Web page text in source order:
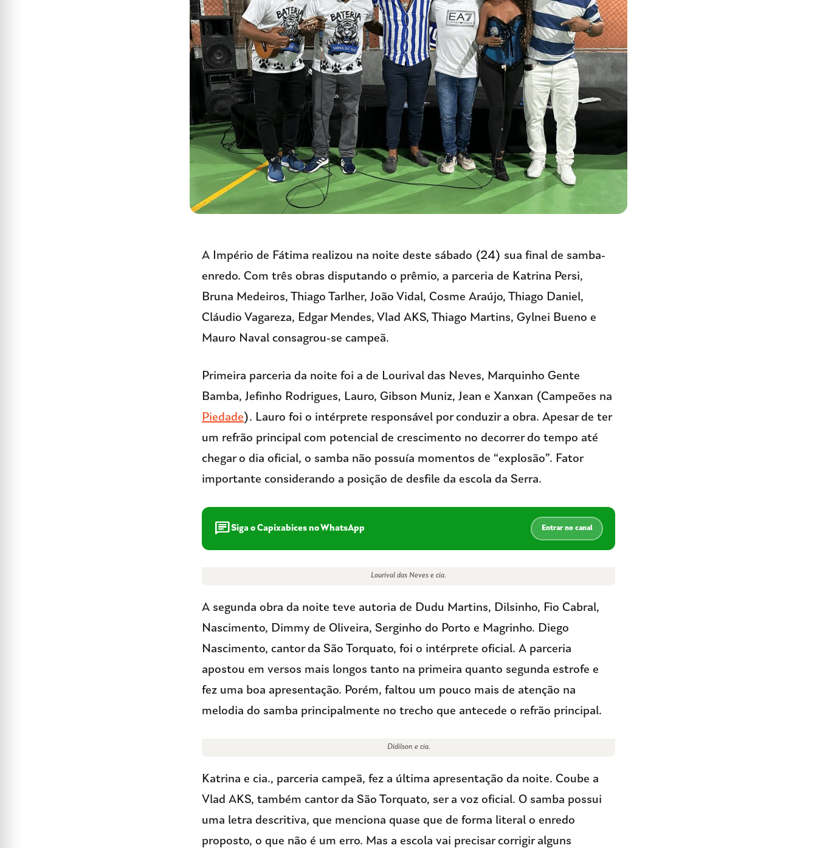
A Império de Fátima realizou na noite deste sábado (24) sua final de samba-
enredo. Com três obras disputando o prêmio, a parceria de Katrina Persi,
Bruna Medeiros, Thiago Tarlher, João Vidal, Cosme Araújo, Thiago Daniel,
Cláudio Vagareza, Edgar Mendes, Vlad AKS, Thiago Martins, Gylnei Bueno e
Mauro Naval consagrou-se campeã.
Primeira parceria da noite foi a de Lourival das Neves, Marquinho Gente
Bamba, Jefinho Rodrigues, Lauro, Gibson Muniz, Jean e Xanxan (Campeões na
Piedade). Lauro foi o intérprete responsável por conduzir a obra. Apesar de ter
um refrão principal com potencial de crescimento no decorrer do tempo até
chegar o dia oficial, o samba não possuía momentos de “explosão”. Fator
importante considerando a posição de desfile da escola da Serra.
chatSiga o Capixabices no WhatsApp Entrar no canal
Lourival das Neves e cia.
A segunda obra da noite teve autoria de Dudu Martins, Dilsinho, Fio Cabral,
Nascimento, Dimmy de Oliveira, Serginho do Porto e Magrinho. Diego
Nascimento, cantor da São Torquato, foi o intérprete oficial. A parceria
apostou em versos mais longos tanto na primeira quanto segunda estrofe e
fez uma boa apresentação. Porém, faltou um pouco mais de atenção na
melodia do samba principalmente no trecho que antecede o refrão principal.
Didilson e cia.
Katrina e cia., parceria campeã, fez a última apresentação da noite. Coube a
Vlad AKS, também cantor da São Torquato, ser a voz oficial. O samba possui
uma letra descritiva, que menciona quase que de forma literal o enredo
proposto, o que não é um erro. Mas a escola vai precisar corrigir alguns